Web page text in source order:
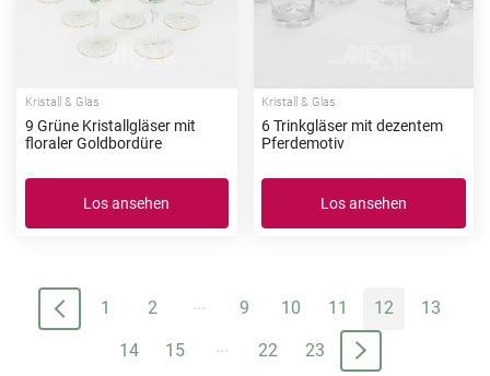
Kristall & Glas
9 Grüne Kristallgläser mit
floraler Goldbordüre
Los ansehen
Kristall & Glas
6 Trinkgläser mit dezentem
Pferdemotiv
Los ansehen
1 2 ... 9 10 11 12 13
14 15 22 23